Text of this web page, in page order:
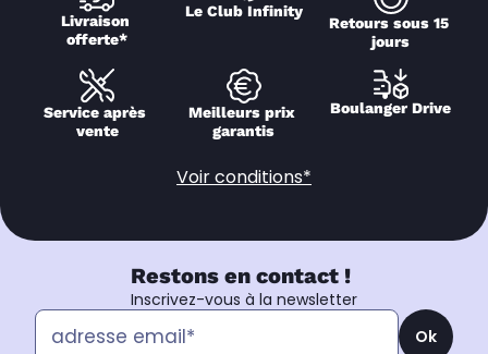
Livraison
offerte*
Le Club Infinity
Retours sous 15
jours
Service après
vente
Meilleurs prix
garantis
Boulanger Drive
Voir conditions*
Restons en contact !
Inscrivez-vous à la newsletter
Ok